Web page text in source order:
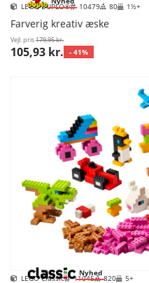
LEGO DUPLO® 10479 80 1½+
Farverig kreativ æske
Vejl. pris179,95 kr.
105,93 kr. - 41%
Nyhed
LEGO Classic 11045 820 5+